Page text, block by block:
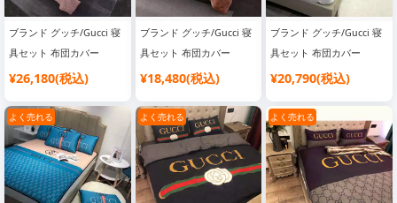
ブランド グッチ/Gucci 寝
具セット 布団カバー
¥26,180(税込)
ブランド グッチ/Gucci 寝
具セット 布団カバー
¥18,480(税込)
ブランド グッチ/Gucci 寝
具セット 布団カバー
¥20,790(税込)
よく売れる よく売れる よく売れる